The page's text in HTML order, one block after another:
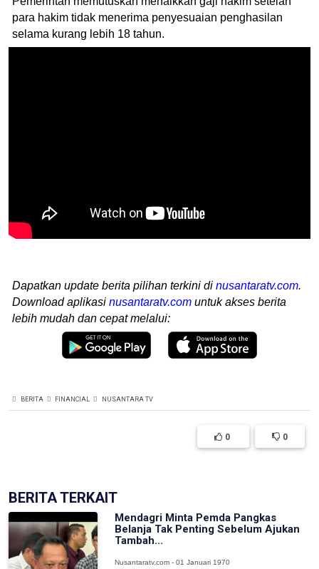
para hakim tidak menerima penyesuaian penghasilan
selama kurang lebih 18 tahun.
Dapatkan update berita pilihan terkini di nusantaratv.com.
Download aplikasi nusantaratv.com untuk akses berita
lebih mudah dan cepat melalui:
BERITA FINANCIAL NUSANTARA TV
0 0
BERITA TERKAIT
Mendagri Minta Pemda Pangkas
Belanja Tak Penting Sebelum Ajukan
Tambah...
Nusantaratv.com - 01 Januari 1970